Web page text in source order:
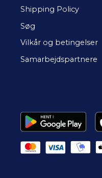
Shipping Policy
Søg
Vilkår og betingelser
Samarbejdspartnere